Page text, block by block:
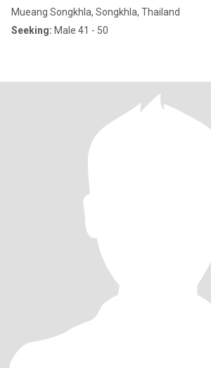
Mueang Songkhla, Songkhla, Thailand
Seeking: Male 41 - 50